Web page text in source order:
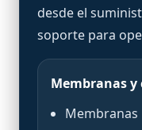
desde el
soporte para
Membranas
Membranas